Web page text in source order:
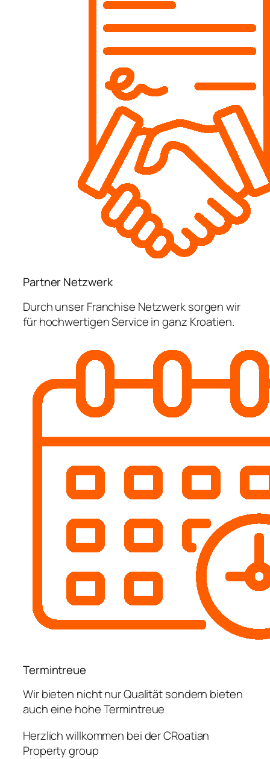
Partner Netzwerk
Durch unser Franchise Netzwerk sorgen wir
für hochwertigen Service in ganz Kroatien.
Termintreue
Wir bieten nicht nur Qualität sondern bieten
auch eine hohe Termintreue
Herzlich willkommen bei der CRoatian
Property group